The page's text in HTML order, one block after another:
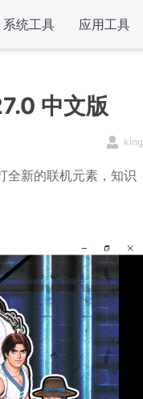
系统工具 应用工具
中文版
king
全新的联机元素，知识